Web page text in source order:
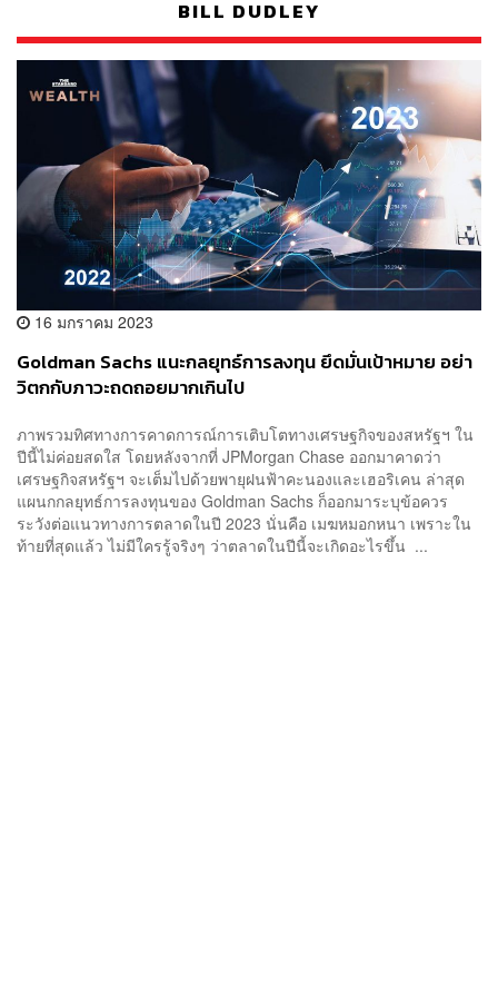
BILL DUDLEY
16 มกราคม 2023
Goldman Sachs แนะกลยุทธ์การลงทุน ยึดมั่นเป้าหมาย อย่า
วิตกกับภาวะถดถอยมากเกินไป
ภาพรวมทิศทางการคาดการณ์การเติบโตทางเศรษฐกิจของสหรัฐฯ ใน
ปีนี้ไม่ค่อยสดใส โดยหลังจากที่ JPMorgan Chase ออกมาคาดว่า
เศรษฐกิจสหรัฐฯ จะเต็มไปด้วยพายุฝนฟ้าคะนองและเฮอริเคน ล่าสุด
แผนกกลยุทธ์การลงทุนของ Goldman Sachs ก็ออกมาระบุข้อควร
ระวังต่อแนวทางการตลาดในปี 2023 นั่นคือ เมฆหมอกหนา เพราะใน
ท้ายที่สุดแล้ว ไม่มีใครรู้จริงๆ ว่าตลาดในปีนี้จะเกิดอะไรขึ้น ...